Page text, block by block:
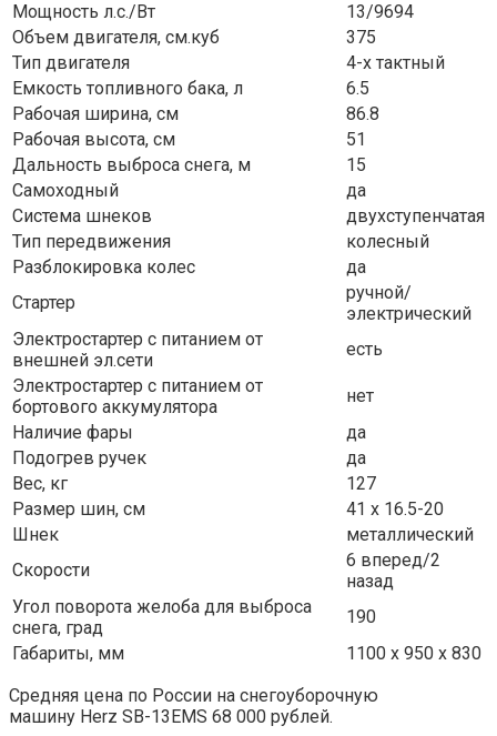
Мощность л.с./Вт
13/9694
Объем двигателя, см.куб
375
Тип двигателя
4-х тактный
Емкость топливного бака, л
6.5
Рабочая ширина, см
86.8
Рабочая высота, см
51
Дальность выброса снега, м
15
Самоходный
да
Система шнеков
двухступенчатая
Тип передвижения
колесный
Разблокировка колес
да
Стартер
ручной/
электрический
Электростартер с питанием от
внешней эл.сети
есть
Электростартер с питанием от
бортового аккумулятора
нет
Наличие фары
да
Подогрев ручек
да
Вес, кг
127
Размер шин, см
41 х 16.5-20
Шнек
металлический
Скорости
6 вперед/2
назад
Угол поворота желоба для выброса
снега, град
190
Габариты, мм
1100 х 950 х 830
Средняя цена по России на снегоуборочную
машину Herz SB-13EMS 68 000 рублей.